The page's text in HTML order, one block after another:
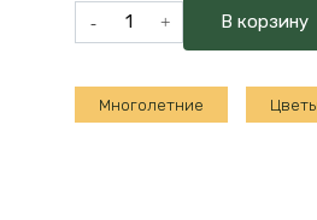
Количество
товара
Кора
Луиза
В корзину
Многолетние Цветы